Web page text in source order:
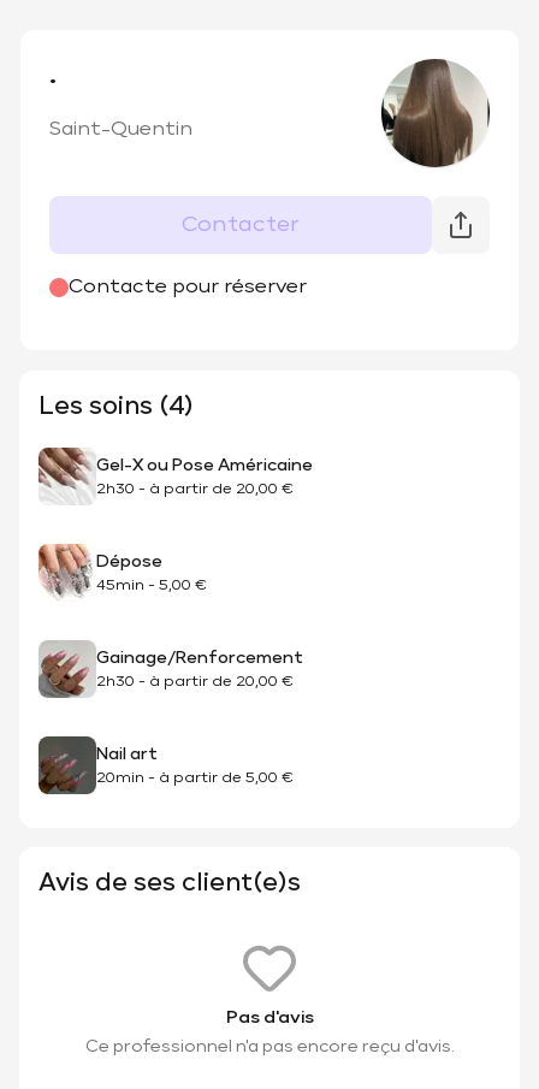
.
Saint-Quentin
Contacter
Contacte pour réserver
Les soins (4)
Gel-X ou Pose Américaine
2h30 - à partir de 20,00 €
Dépose
45min - 5,00 €
Gainage/Renforcement
2h30 - à partir de 20,00 €
Nail art
20min - à partir de 5,00 €
Avis de ses client(e)s
Pas d'avis
Ce professionnel n'a pas encore reçu d'avis.